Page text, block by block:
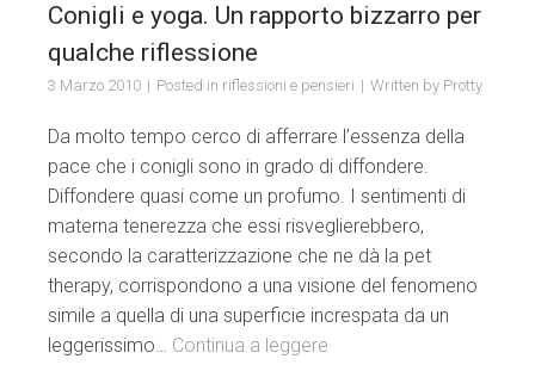
Conigli e yoga. Un rapporto bizzarro per
qualche riflessione
3 Marzo 2010 Posted in riflessioni e pensieri Written by Protty
Da molto tempo cerco di afferrare l’essenza della
pace che i conigli sono in grado di diffondere.
Diffondere quasi come un profumo. I sentimenti di
materna tenerezza che essi risveglierebbero,
secondo la caratterizzazione che ne dà la pet
therapy, corrispondono a una visione del fenomeno
simile a quella di una superficie increspata da un
leggerissimo… Continua a leggere